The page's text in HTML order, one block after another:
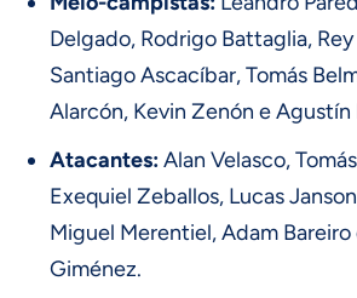
Delgado, Rodrigo Battaglia,
Santiago Ascacíbar, Tomás
Alarcón, Kevin Zenón e
Atacantes:Alan Velasco,
Exequiel Zeballos, Lucas
Miguel Merentiel, Adam
Giménez.